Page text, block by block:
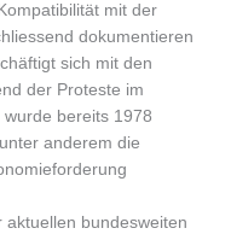
mit der
dokumentieren
sich mit den
der Proteste im
bereits 1978
anderem die
bundesweiten